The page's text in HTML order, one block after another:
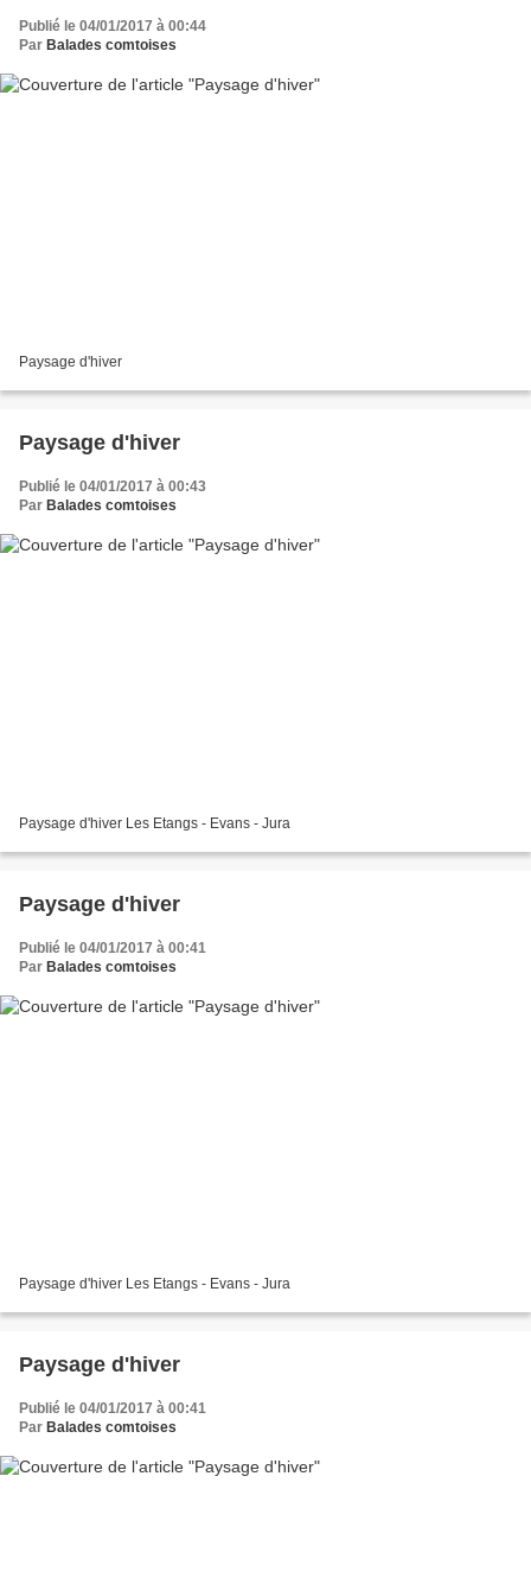
Publié le 04/01/2017 à 00:44
Par Balades comtoises
Paysage d'hiver
Paysage d'hiver
Publié le 04/01/2017 à 00:43
Par Balades comtoises
Paysage d'hiver Les Etangs - Evans - Jura
Paysage d'hiver
Publié le 04/01/2017 à 00:41
Par Balades comtoises
Paysage d'hiver Les Etangs - Evans - Jura
Paysage d'hiver
Publié le 04/01/2017 à 00:41
Par Balades comtoises